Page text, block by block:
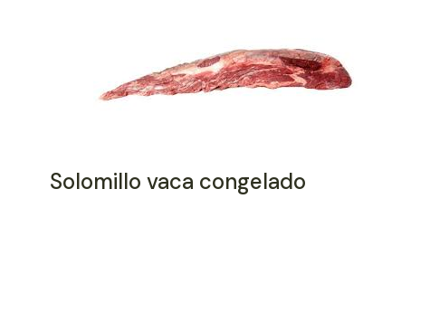
Solomillo vaca congelado